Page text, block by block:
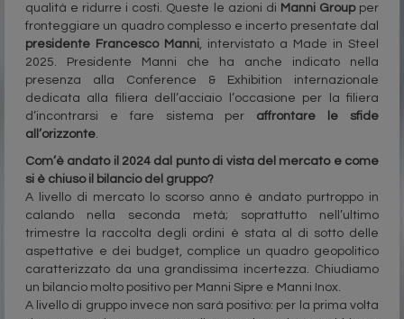
qualità e ridurre i costi. Queste le azioni di Manni Groupper
fronteggiare un quadro complesso e incerto presentate dal
presidente Francesco Manni, intervistato a Made in Steel
2025. Presidente Manni che ha anche indicato nella
presenza alla Conference & Exhibition internazionale
dedicata alla filiera dell’acciaio l’occasione per la filiera
d’incontrarsi e fare sistema per affrontare le sfide
all’orizzonte.
Com’è andato il 2024 dal punto di vista del mercato e come
si è chiuso il bilancio del gruppo?
A livello di mercato lo scorso anno è andato purtroppo in
calando nella seconda metà; soprattutto nell’ultimo
trimestre la raccolta degli ordini è stata al di sotto delle
aspettative e dei budget, complice un quadro geopolitico
caratterizzato da una grandissima incertezza. Chiudiamo
un bilancio molto positivo per Manni Sipre e Manni Inox.
A livello di gruppo invece non sarà positivo: per la prima volta